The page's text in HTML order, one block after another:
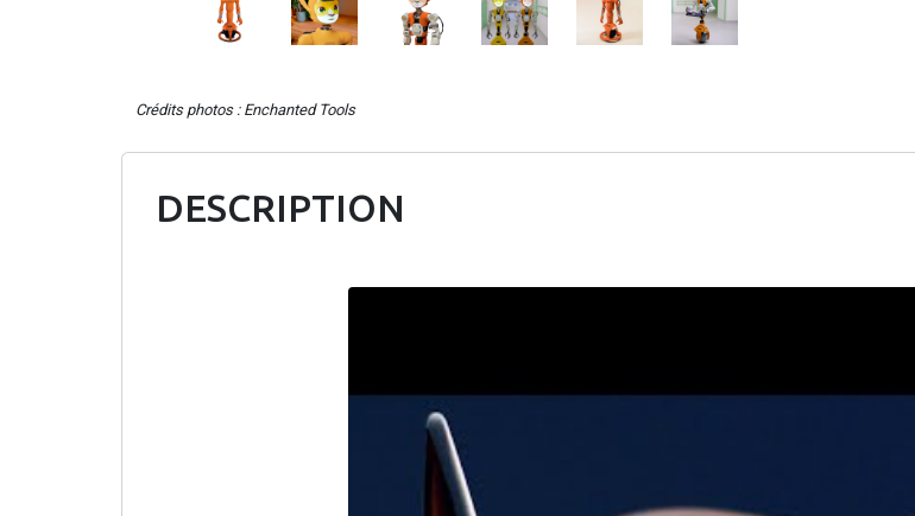
Crédits photos : Enchanted Tools
DESCRIPTION